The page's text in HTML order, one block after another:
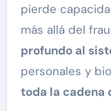
pierde
más allá del
profundo al
personales y
toda la cadena